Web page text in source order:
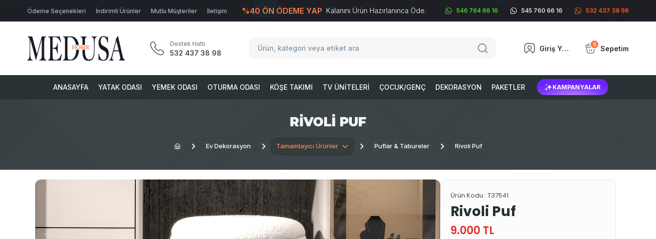
Ödeme Seçenekleri İndirimli Ürünler Mutlu Müşteriler İletişim %40 ÖN ÖDEME YAP Kalanını Ürün Hazırlanınca Öde. 546 764 66 16 545 760 66 16 532 437 38 98
Destek Hattı
532 437 38 98
Giriş Yap 0 Sepetim
ANASAYFA YATAK ODASI YEMEK ODASI OTURMA ODASI KÖŞE TAKIMI TV ÜNITELERI ÇOCUK/GENÇ DEKORASYON PAKETLER KAMPANYALAR
RIVOLI PUF
Ev Dekorasyon Tamamlayıcı Ürünler Puflar & Tabureler Rivoli Puf
Ürün Kodu : T37541
Rivoli Puf
9.000 TL
T-Soft E-TicaretSistemleriyle Hazırlanmıştır.